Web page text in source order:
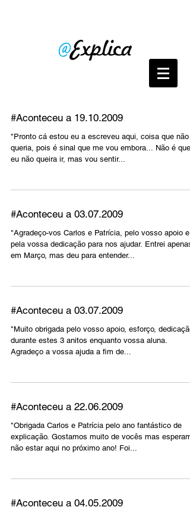
#Aconteceu a 19.10.2009
"Pronto cá estou eu a escreveu aqui, coisa que não
queria, pois é sinal que me vou embora... Não é que
eu não queira ir, mas vou sentir...
#Aconteceu a 03.07.2009
"Agradeço-vos Carlos e Patrícia, pelo vosso apoio e
pela vossa dedicação para nos ajudar. Entrei apenas
em Março, mas deu para entender...
#Aconteceu a 03.07.2009
"Muito obrigada pelo vosso apoio, esforço, dedicação
durante estes 3 anitos enquanto vossa aluna.
Agradeço a vossa ajuda a fim de...
#Aconteceu a 22.06.2009
"Obrigada Carlos e Patrícia pelo ano fantástico de
explicação. Gostamos muito de vocês mas esperamos
não estar aqui no próximo ano! Foi...
#Aconteceu a 04.05.2009